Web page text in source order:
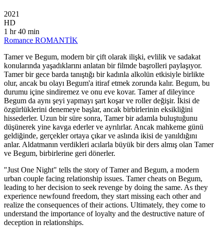
2021
HD
1 hr 40 min
Romance ROMANTİK
Tamer ve Begum, modern bir çift olarak ilişki, evlilik ve sadakat
konularında yaşadıklarını anlatan bir filmde başrolleri paylaşıyor.
Tamer bir gece barda tanıştığı bir kadınla alkolün etkisiyle birlikte
olur, ancak bu olayı Begum'a itiraf etmek zorunda kalır. Begum, bu
durumu içine sindiremez ve onu eve kovar. Tamer af dileyince
Begum da aynı şeyi yapmayı şart koşar ve roller değişir. İkisi de
özgürlüklerini denemeye başlar, ancak birbirlerinin eksikliğini
hissederler. Uzun bir süre sonra, Tamer bir adamla buluştuğunu
düşünerek yine kavga ederler ve ayrılırlar. Ancak mahkeme günü
geldiğinde, gerçekler ortaya çıkar ve aslında ikisi de yanıldığını
anlar. Aldatmanın verdikleri acılarla büyük bir ders almış olan Tamer
ve Begum, birbirlerine geri dönerler.
"Just One Night" tells the story of Tamer and Begum, a modern
urban couple facing relationship issues. Tamer cheats on Begum,
leading to her decision to seek revenge by doing the same. As they
experience newfound freedom, they start missing each other and
realize the consequences of their actions. Ultimately, they come to
understand the importance of loyalty and the destructive nature of
deception in relationships.